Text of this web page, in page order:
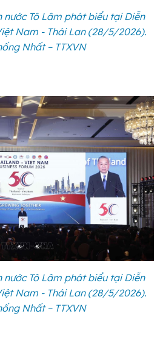
nước Tô Lâm phát biểu tại Diễn
Nam - Thái Lan (28/5/2026).
Nhất – TTXVN
nước Tô Lâm phát biểu tại Diễn
Nam - Thái Lan (28/5/2026).
Nhất – TTXVN